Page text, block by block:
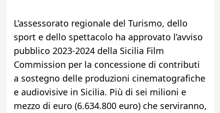
L’assessorato regionale del Turismo, dello
sport e dello spettacolo ha approvato l’avviso
pubblico 2023-2024 della Sicilia Film
Commission per la concessione di contributi
a sostegno delle produzioni cinematografiche
e audiovisive in Sicilia. Più di sei milioni e
mezzo di euro (6.634.800 euro) che serviranno,